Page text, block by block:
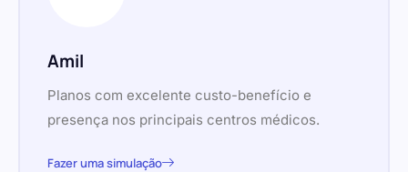
Amil
Planos com excelente custo-benefício e
presença nos principais centros médicos.
Fazer uma simulação